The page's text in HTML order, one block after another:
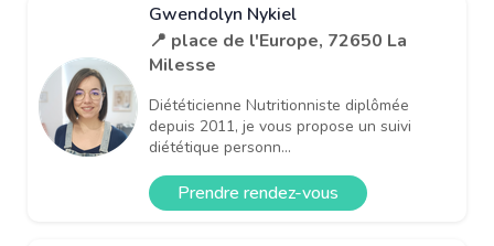
Gwendolyn Nykiel
📍 place de l'Europe, 72650 La
Milesse
Diététicienne Nutritionniste diplômée
depuis 2011, je vous propose un suivi
diététique personn...
Prendre rendez-vous